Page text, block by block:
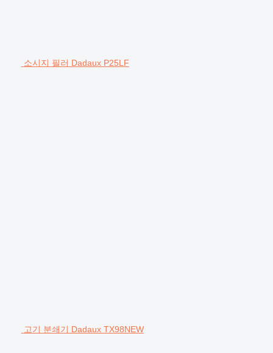
소시지 필러 Dadaux P25LF
고기 분쇄기 Dadaux TX98NEW